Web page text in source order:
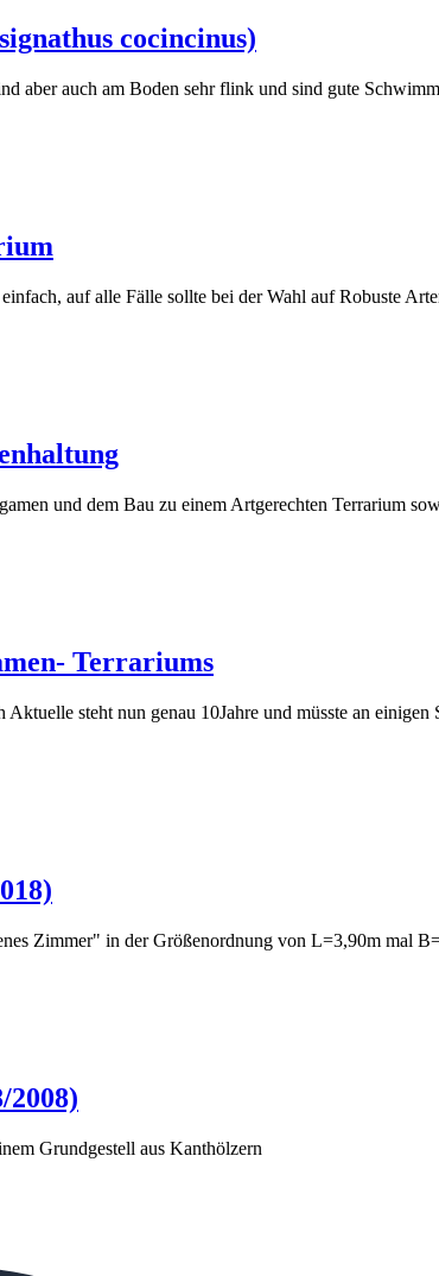
cocincinus)
aber auch am Boden sehr flink und sind gute
auf alle Fälle sollte bei der Wahl auf Robuste
und dem Bau zu einem Artgerechten Terrarium
Terrariums
steht nun genau 10Jahre und müsste an
Zimmer" in der Größenordnung von L=3,90m mal
2008)
Grundgestell aus Kanthölzern